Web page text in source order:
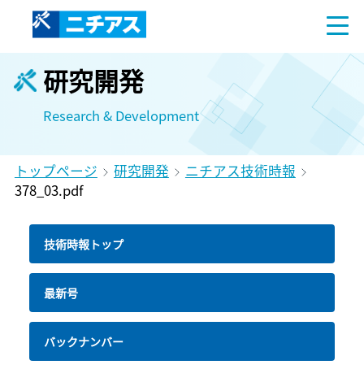
研究開発
Research & Development
トップページ 研究開発
ニチアス技術時報
378_03.pdf
技術時報トップ
最新号
バックナンバー